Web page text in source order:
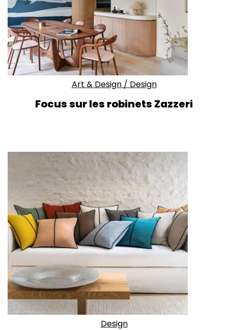
Art & Design/ Design
Focus sur les robinets Zazzeri
Design